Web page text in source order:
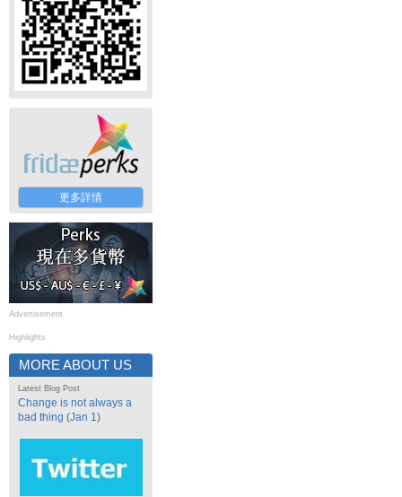
更多詳情
Advertisement
Highlights
MORE ABOUT US
Latest Blog Post
Change is not always a
bad thing (Jan 1)